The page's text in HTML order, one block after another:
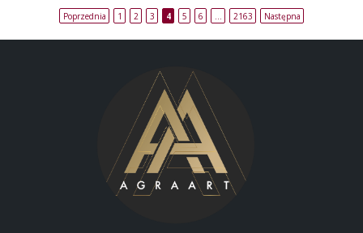
Poprzednia 1 2 3 4 5 6 2163 Następna